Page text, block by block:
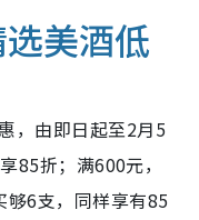
美酒低
，由即日起至2月5
85折；满600元，
够6支，同样享有85